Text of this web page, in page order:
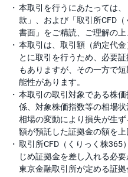
本取引を行うにあたっては
款」、および「取引所CFD
書面」をご精読、ご理解の上
本取引は、取引額（約定代
とに取引を行うため、必要
もありますが、その一方で
能性があります。
本取引の取引対象である株
係、対象株価指数等の相場
相場の変動により損失が生
額が預託した証拠金の額を上
取引所CFD（くりっく株365
じめ証拠金を差し入れる必
東京金融取引所が定める証